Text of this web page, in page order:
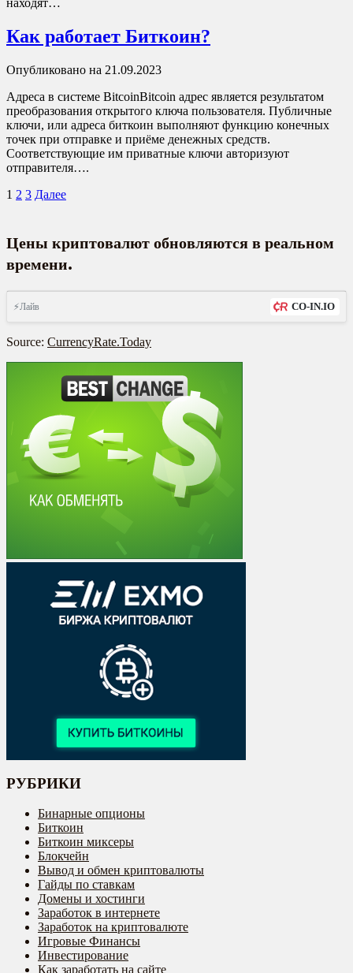
находят…
Как работает Биткоин?
Опубликовано на 21.09.2023
Адреса в системе BitcoinBitcoin адрес является результатом
преобразования открытого ключа пользователя. Публичные
ключи, или адреса биткоин выполняют функцию конечных
точек при отправке и приёме денежных средств.
Соответствующие им приватные ключи авторизуют
отправителя….
Пагинация
1 2 3 Далее
Цены криптовалют обновляются в реальном
времени.
⚡Лайв CO-IN.IO
Source: CurrencyRate.Today
РУБРИКИ
Бинарные опционы
Биткоин
Биткоин миксеры
Блокчейн
Вывод и обмен криптовалюты
Гайды по ставкам
Домены и хостинги
Заработок в интернете
Заработок на криптовалюте
Игровые Финансы
Инвестирование
Как заработать на сайте